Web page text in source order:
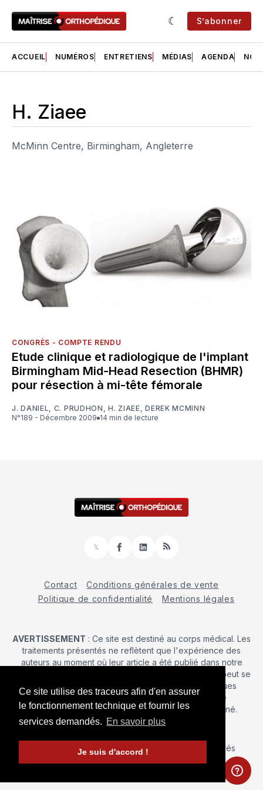
Ce site utilise des traceurs afin d'en assurer
le fonctionnement technique et fournir les
services demandés. En savoir plus
Je suis d'accord !
S’abonner
ACCUEIL NUMÉROS ENTRETIENS MÉDIAS AGENDA NOS
H. Ziaee
McMinn Centre, Birmingham, Angleterre
CONGRÈS - COMPTE RENDU
Etude clinique et radiologique de l'implant
Birmingham Mid-Head Resection (BHMR)
pour résection à mi-tête fémorale
J. DANIEL, C. PRUDHON ,H. ZIAEE,DEREK MCMINN
N°189 - Décembre 2009
14 min de lecture
𝕏
FacebookLinkedInRSS
Contact
Conditions générales de vente
Politique de confidentialité
Mentions légales
AVERTISSEMENT : Ce site est destiné au corps médical. Les
traitements présentés ne reflètent que l'expérience des
auteurs au moment où leur article a été publié dans notre
journal. La décision d’une intervention chirurgicale ne peut se
prendre qu'après un examen clinique. Les techniques
publiées ici ne sauraient justifier une quelconque
revendication de la part d'un soignant ou d'un soigné.
© 2026 Maîtrise Orthopédique – Tous droits réservés